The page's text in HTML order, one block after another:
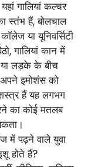
गालियां कल्चर
स्तंभ हैं, बोलचाल
या यूनिवर्सिटी
गालियां कान में
या लड़के के बीच
इमोशंस को
हैं यह लगभग
का कोई मतलब
में पढ़ने वाले युवा
होते हैं?